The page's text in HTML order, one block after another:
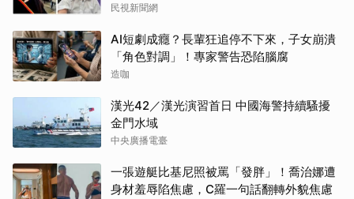
民視新聞網
AI短劇成癮？長輩狂追停不下來，子女崩潰
「角色對調」！專家警告恐陷腦腐
造咖
漢光42／漢光演習首日 中國海警持續騷擾
金門水域
中央廣播電臺
一張遊艇比基尼照被罵「發胖」！喬治娜遭
身材羞辱陷焦慮，C羅一句話翻轉外貌焦慮